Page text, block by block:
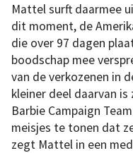
Mattel surft daarmee
dit moment, de
die over 97 dagen
boodschap mee
van de verkozenen in
kleiner deel daarvan
Barbie Campaign
meisjes te tonen dat
zegt Mattel in een